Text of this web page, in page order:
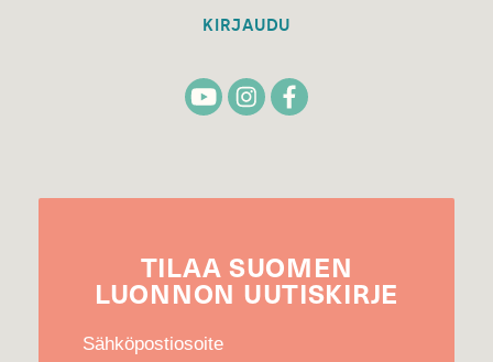
KIRJAUDU
TILAA SUOMEN
LUONNON UUTIS­KIRJE
Sähköpostiosoite